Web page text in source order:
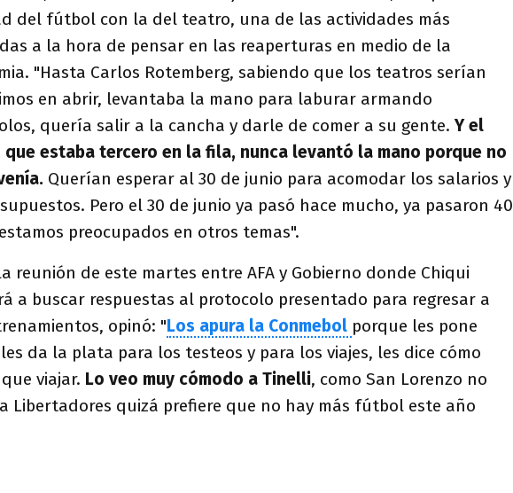
del fútbol con la del teatro, una de las actividades más
a la hora de pensar en las reaperturas en medio de la
"Hasta Carlos Rotemberg, sabiendo que los teatros serían
en abrir, levantaba la mano para laburar armando
quería salir a la cancha y darle de comer a su gente. Y el
estaba tercero en la fila, nunca levantó la mano porque no
Querían esperar al 30 de junio para acomodar los salarios y
Pero el 30 de junio ya pasó hace mucho, ya pasaron 40
preocupados en otros temas".
reunión de este martes entre AFA y Gobierno donde Chiqui
a buscar respuestas al protocolo presentado para regresar a
opinó: "Los apura la Conmebol porque les pone
da la plata para los testeos y para los viajes, les dice cómo
viajar. Lo veo muy cómodo a Tinelli, como San Lorenzo no
Libertadores quizá prefiere que no hay más fútbol este año